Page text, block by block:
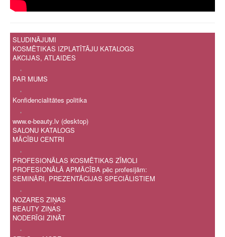
SLUDINĀJUMI
KOSMĒTIKAS IZPLATĪTĀJU KATALOGS
AKCIJAS, ATLAIDES
.
PAR MUMS
.
Konfidencialitātes politika
.
www.e-beauty.lv (desktop)
SALONU KATALOGS
MĀCĪBU CENTRI
.
PROFESIONĀLAS KOSMĒTIKAS ZĪMOLI
PROFESIONĀLĀ APMĀCĪBA pēc profesijām:
SEMINĀRI, PREZENTĀCIJAS SPECIĀLISTIEM
.
NOZARES ZIŅAS
BEAUTY ZIŅAS
NODERĪGI ZINĀT
.